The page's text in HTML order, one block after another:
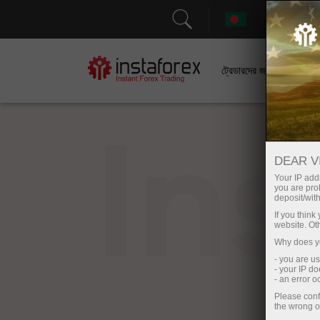
ট্রেডারদের জন্য
DEAR
Your IP
you are
deposit/
If you
website.
Why does
- you are
- your IP
- an error
Please
the wrong